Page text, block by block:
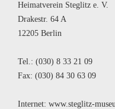
Heimatverein Steglitz e. V.
Drakestr. 64 A
12205 Berlin
Tel.: (030) 8 33 21 09
Fax: (030) 84 30 63 09
Internet: www.steglitz-